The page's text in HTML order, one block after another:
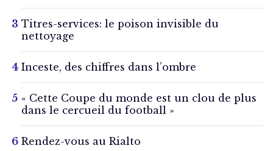
Titres-services: le poison invisible du
nettoyage
Inceste, des chiffres dans l’ombre
« Cette Coupe du monde est un clou de plus
dans le cercueil du football »
Rendez-vous au Rialto